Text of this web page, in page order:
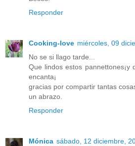
Responder
Cooking-love miércoles, 09
No se si llago tarde...
Que lindos estos pannettones¡y
encanta¡
gracias por compartir tantas
un abrazo.
Responder
Mónica sábado, 12 diciembre,